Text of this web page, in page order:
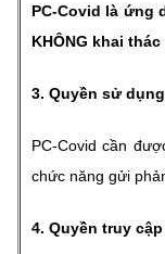
PC-Covid là ứng
KHÔNG khai
3. Quyền sử
PC-Covid cần
chức năng gửi
4. Quyền truy